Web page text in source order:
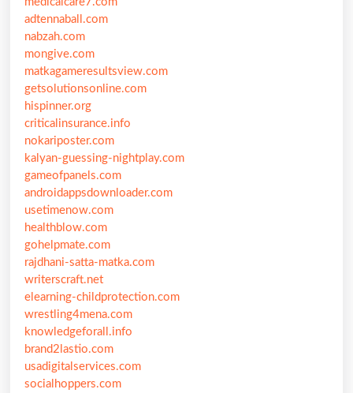
adtennaball.com
nabzah.com
mongive.com
matkagameresultsview.com
getsolutionsonline.com
hispinner.org
criticalinsurance.info
nokariposter.com
kalyan-guessing-nightplay.com
gameofpanels.com
androidappsdownloader.com
usetimenow.com
healthblow.com
gohelpmate.com
rajdhani-satta-matka.com
writerscraft.net
elearning-childprotection.com
wrestling4mena.com
knowledgeforall.info
brand2lastio.com
usadigitalservices.com
socialhoppers.com